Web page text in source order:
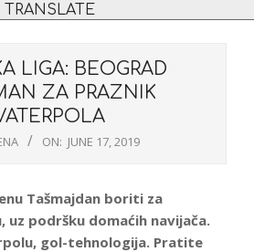
TRANSLATE
LIGA: BEOGRAD
ZA PRAZNIK
ON: JUNE 17, 2019
Tašmajdan boriti za
podršku domaćih navijača.
gol-tehnologija. Pratite